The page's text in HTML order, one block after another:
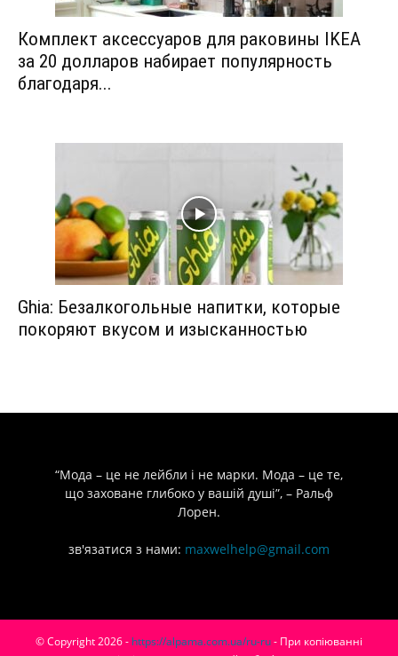
Комплект аксессуаров для раковины IKEA
за 20 долларов набирает популярность
благодаря...
Ghia: Безалкогольные напитки, которые
покоряют вкусом и изысканностью
“Мода – це не лейбли і не марки. Мода – це те,
що заховане глибоко у вашій душі”, – Ральф
Лорен.
зв'язатися з нами: maxwelhelp@gmail.com
© Copyright 2026 - https://alpama.com.ua/ru-ru- При копіюванні